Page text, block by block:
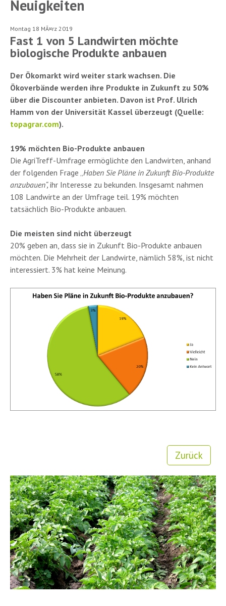
Neuigkeiten
Montag 18 MÃ¤rz 2019
Fast 1 von 5 Landwirten möchte
biologische Produkte anbauen
Der Ökomarkt wird weiter stark wachsen. Die
Ökoverbände werden ihre Produkte in Zukunft zu 50%
über die Discounter anbieten. Davon ist Prof. Ulrich
Hamm von der Universität Kassel überzeugt (Quelle:
topagrar.com).
19% möchten Bio-Produkte anbauen
Die AgriTreff-Umfrage ermöglichte den Landwirten, anhand
der folgenden Frage „Haben Sie Pläne in Zukunft Bio-Produkte
anzubauen“,ihr Interesse zu bekunden. Insgesamt nahmen
108 Landwirte an der Umfrage teil. 19% möchten
tatsächlich Bio-Produkte anbauen.
Die meisten sind nicht überzeugt
20% geben an, dass sie in Zukunft Bio-Produkte anbauen
möchten. Die Mehrheit der Landwirte, nämlich 58%, ist nicht
interessiert. 3% hat keine Meinung.
Zurück